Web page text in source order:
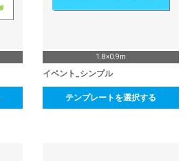
1.8×0.9m
イベント_シンプル
テンプレートを選択する